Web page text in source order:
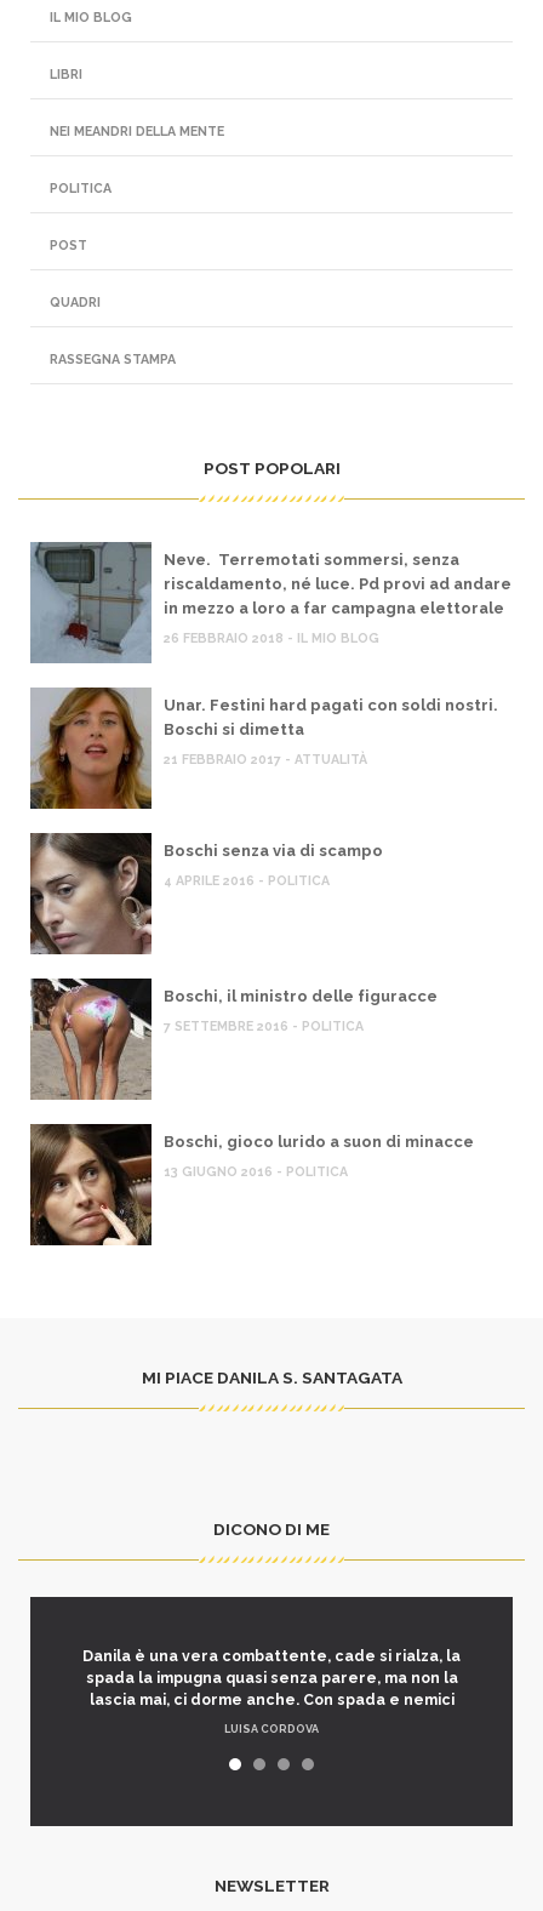
IL MIO BLOG
LIBRI
NEI MEANDRI DELLA MENTE
POLITICA
POST
QUADRI
RASSEGNA STAMPA
POST POPOLARI
Neve. Terremotati sommersi, senza
riscaldamento, né luce. Pd provi ad andare
in mezzo a loro a far campagna elettorale
26 FEBBRAIO 2018 - IL MIO BLOG
Unar. Festini hard pagati con soldi nostri.
Boschi si dimetta
21 FEBBRAIO 2017 - ATTUALITÀ
Boschi senza via di scampo
4 APRILE 2016 - POLITICA
Boschi, il ministro delle figuracce
7 SETTEMBRE 2016 - POLITICA
Boschi, gioco lurido a suon di minacce
13 GIUGNO 2016 - POLITICA
MI PIACE DANILA S. SANTAGATA
DICONO DI ME
Danila è una vera combattente, cade si rialza, la
spada la impugna quasi senza parere, ma non la
lascia mai, ci dorme anche. Con spada e nemici
LUISA CORDOVA
NEWSLETTER